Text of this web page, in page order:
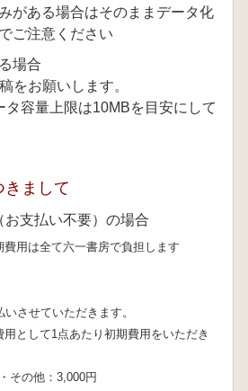
がある場合はそのままデータ化
ご注意ください
場合
をお願いします。
タ容量上限は10MBを目安にして
きまして
支払い不要）の場合
用は全て六一書房で負担します
させていただきます。
として1点あたり初期費用をいただき
その他：3,000円